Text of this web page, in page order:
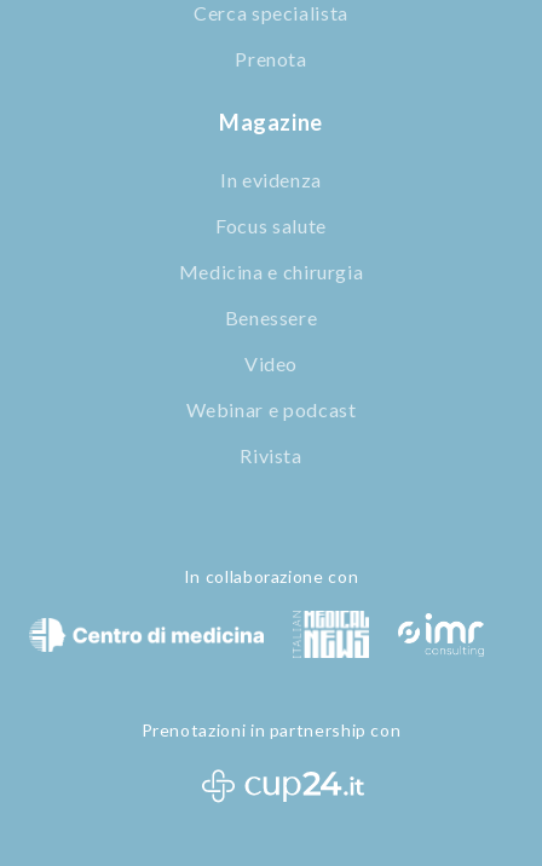
Cerca specialista
Prenota
Magazine
In evidenza
Focus salute
Medicina e chirurgia
Benessere
Video
Webinar e podcast
Rivista
In collaborazione con
Prenotazioni in partnership con